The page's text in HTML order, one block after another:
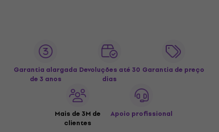
Garantia alargada
de 3 anos
Devoluções até 30
dias
Garantia de preço
Mais de 3M de
clientes
Apoio profissional